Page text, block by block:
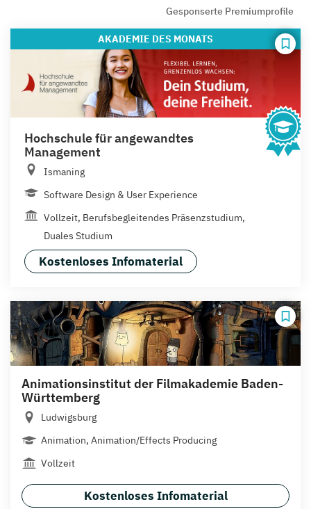
Gesponserte Premiumprofile
AKADEMIE DES MONATS
Hochschule für angewandtes
Management
Ismaning
Software Design & User Experience
Vollzeit, Berufsbegleitendes Präsenzstudium,
Duales Studium
Kostenloses Infomaterial
Animationsinstitut der Filmakademie Baden-
Württemberg
Ludwigsburg
Animation, Animation/Effects Producing
Vollzeit
Kostenloses Infomaterial